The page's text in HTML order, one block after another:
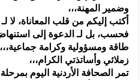
وضمير المهنة،،،
أكتب إليكم من قلب المعاناة، لا لـ
فحسب، بل لـ الدعوة إلى
طاقة ومسؤولية وكرامة
زملائي وأساتذتي الكرام،،،
تمر الصحافة الأردنية اليوم